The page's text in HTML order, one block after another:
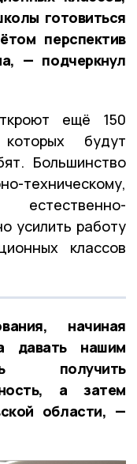
готовиться
перспектив
— подчеркнул
ещё 150
будут
Большинство
естественно-
усилить работу
классов
начиная
давать нашим
получить
а затем
области, —